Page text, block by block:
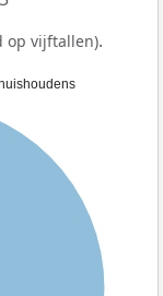
op vijftallen).